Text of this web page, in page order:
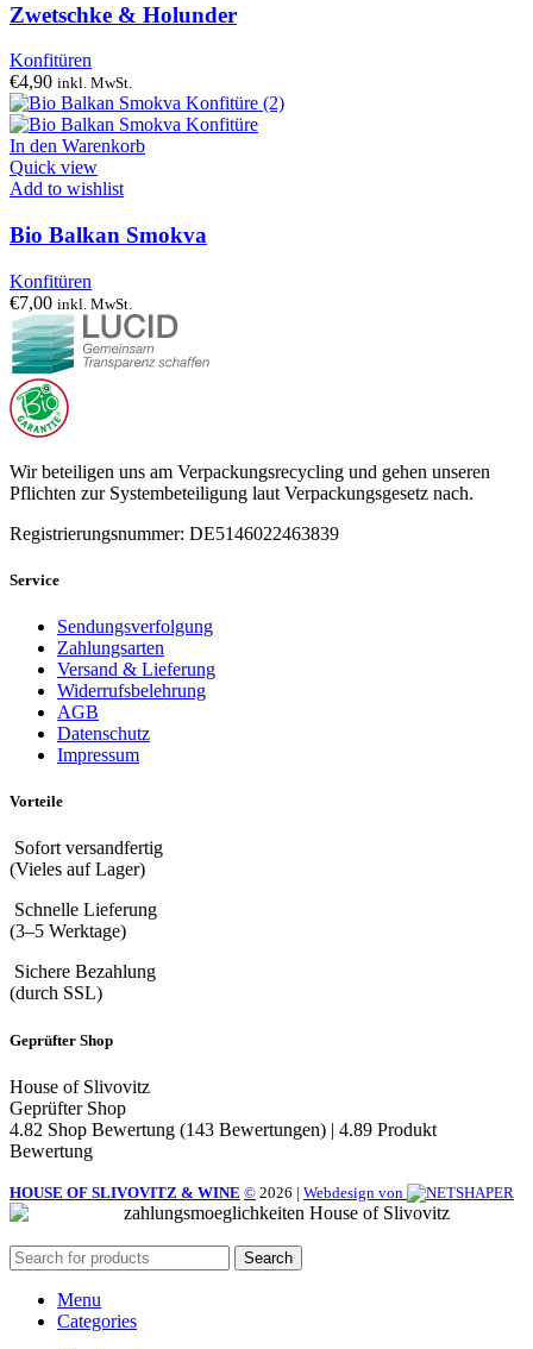
Zwetschke & Holunder
Konfitüren
€4,90 inkl. MwSt.
In den Warenkorb
Quick view
Add to wishlist
Bio Balkan Smokva
Konfitüren
€7,00 inkl. MwSt.
Wir beteiligen uns am Verpackungsrecycling und gehen unseren
Pflichten zur Systembeteiligung laut Verpackungsgesetz nach.
Registrierungsnummer: DE5146022463839
Service
Sendungsverfolgung
Zahlungsarten
Versand & Lieferung
Widerrufsbelehrung
AGB
Datenschutz
Impressum
Vorteile
Sofort versandfertig
(Vieles auf Lager)
Schnelle Lieferung
(3–5 Werktage)
Sichere Bezahlung
(durch SSL)
Geprüfter Shop
House of Slivovitz
Geprüfter Shop
4.82 Shop Bewertung (143 Bewertungen) | 4.89 Produkt
Bewertung
HOUSE OF SLIVOVITZ & WINE © 2026 | Webdesign von
Search
Menu
Categories